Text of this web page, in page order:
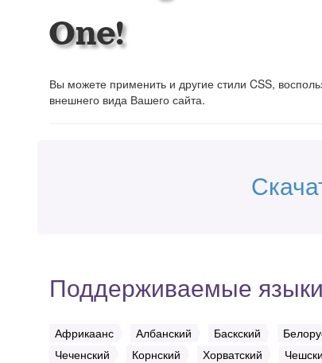
One!
Вы можете применить и другие стили CSS,
внешнего вида Вашего сайта.
Поддерживаемые
Африкаанс Албанский Баскский
Чеченский
Корнский Хорватский